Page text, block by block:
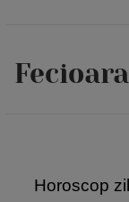
Fecioara
Horoscop